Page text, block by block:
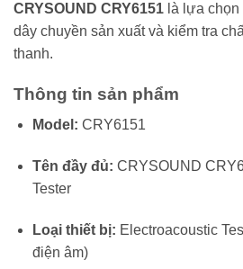
CRYSOUND CRY6151 là lựa
dây chuyền sản xuất và kiểm tra
thanh.
Thông tin sản phẩm
Model: CRY6151
Tên đầy đủ: CRYSOUND
Tester
Loại thiết bị: Electroacoustic
điện âm)